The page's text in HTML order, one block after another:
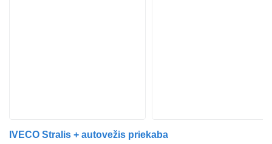
IVECO Stralis + autovežis priekaba